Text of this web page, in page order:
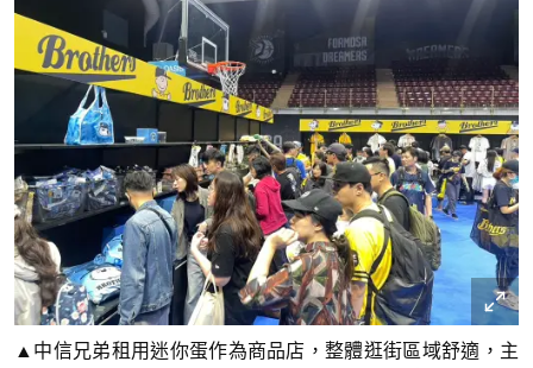
▲中信兄弟租用迷你蛋作為商品店，整體逛街區域舒適，主